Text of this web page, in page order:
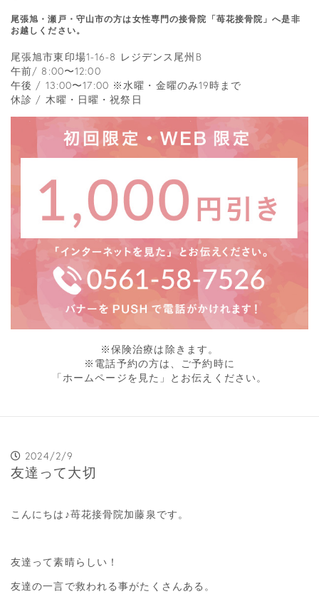
尾張旭・瀬戸・守山市の方は女性専門の接骨院「苺花接骨院」へ是非
お越しください。
尾張旭市東印場1-16-8 レジデンス尾州B
午前/ 8:00〜12:00
午後 / 13:00〜17:00 ※水曜・金曜のみ19時まで
休診 / 木曜・日曜・祝祭日
※保険治療は除きます。
※電話予約の方は、ご予約時に
「ホームページを見た」とお伝えください。
2024/2/9
友達って大切
こんにちは♪苺花接骨院加藤泉です。
友達って素晴らしい！
友達の一言で救われる事がたくさんある。